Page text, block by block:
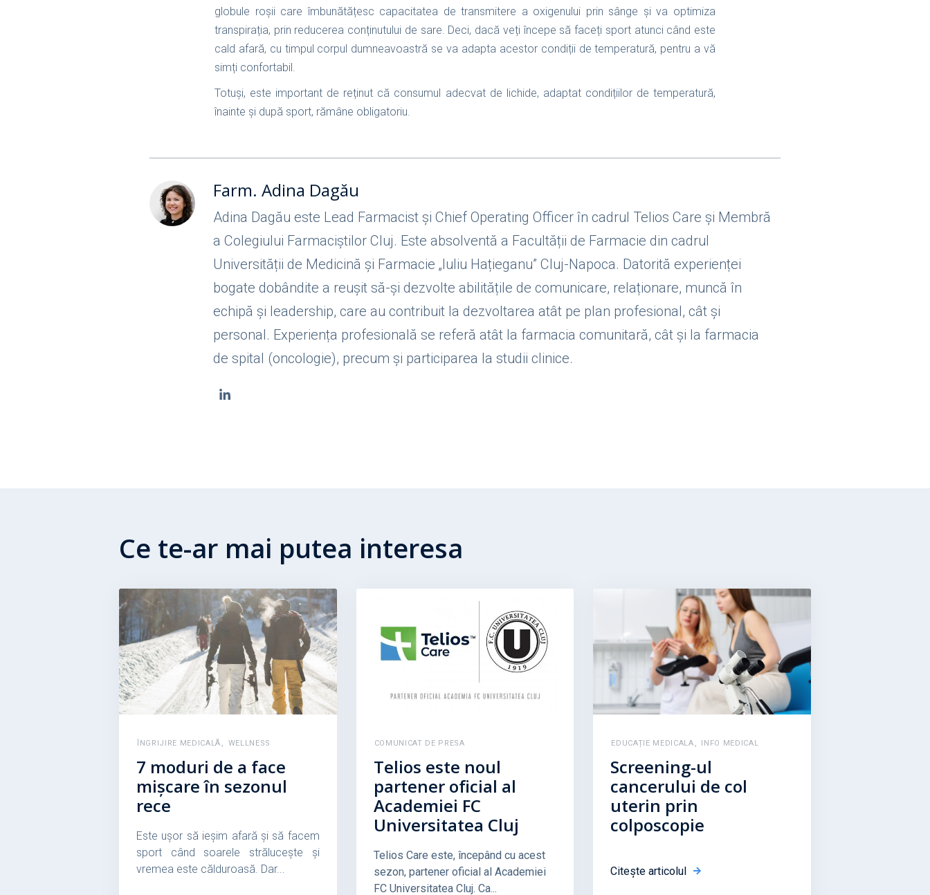
globule roșii care îmbunătățesc capacitatea de transmitere a oxigenului prin sânge și va optimiza
transpirația, prin reducerea conținutului de sare. Deci, dacă veți începe să faceți sport atunci când este
cald afară, cu timpul corpul dumneavoastră se va adapta acestor condiții de temperatură, pentru a vă
simți confortabil.
Totuși, este important de reținut că consumul adecvat de lichide, adaptat condițiilor de temperatură,
înainte și după sport, rămâne obligatoriu.
Farm. Adina Dagău
Adina Dagău este Lead Farmacist și Chief Operating Officer în cadrul Telios Care și Membră
a Colegiului Farmaciștilor Cluj. Este absolventă a Facultății de Farmacie din cadrul
Universității de Medicină și Farmacie „Iuliu Hațieganu” Cluj-Napoca. Datorită experienței
bogate dobândite a reușit să-și dezvolte abilitățile de comunicare, relaționare, muncă în
echipă și leadership, care au contribuit la dezvoltarea atât pe plan profesional, cât și
personal. Experiența profesională se referă atât la farmacia comunitară, cât și la farmacia
de spital (oncologie), precum și participarea la studii clinice.
Ce te-ar mai putea interesa
ÎNGRIJIRE MEDICALĂ WELLNESS
7 moduri de a face
mișcare în sezonul
rece
Este ușor să ieșim afară și să facem
sport când soarele strălucește și
vremea este călduroasă. Dar...
COMUNICAT DE PRESA
Telios este noul
partener oficial al
Academiei FC
Universitatea Cluj
Telios Care este, începând cu acest
sezon, partener oficial al Academiei
FC Universitatea Cluj. Ca...
EDUCAȚIE MEDICALA INFO MEDICAL
Screening-ul
cancerului de col
uterin prin
colposcopie
Citește articolul